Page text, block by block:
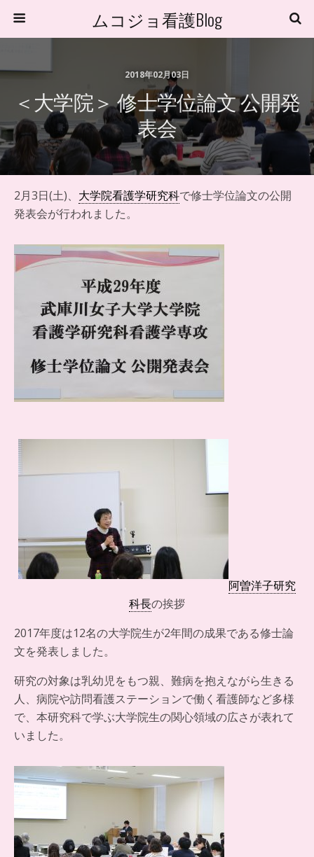
ムコジョ看護Blog
2018年02月03日
＜大学院＞ 修士学位論文 公開発
表会
2月3日(土)、 大学院看護学研究科で修士学位論文の公開
発表会が行われました。
阿曽洋子研究
科長の挨拶
2017年度は12名の大学院生が2年間の成果である修士論
文を発表しました。
研究の対象は乳幼児をもつ親、難病を抱えながら生きる
人、病院や訪問看護ステーションで働く看護師など多様
で、本研究科で学ぶ大学院生の関心領域の広さが表れて
いました。